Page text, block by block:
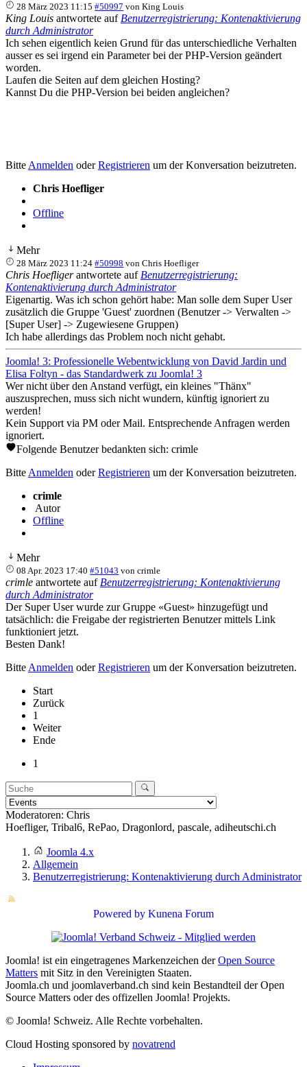
28 März 2023 11:15 #50997 vonKing Louis
King Louis antwortete auf Benutzerregistrierung: Kontenaktivierung
durch Administrator
Ich sehen eigentlich keien Grund für das unterschiedliche Verhalten
ausser es sei irgend ein Parameter bei der PHP-Version geändert
worden.
Laufen die Seiten auf dem gleichen Hosting?
Kannst Du die PHP-Version bei beiden angleichen?
Bitte Anmelden oderRegistrieren um der Konversation beizutreten.
Chris Hoefliger
Offline
Mehr
28 März 2023 11:24 #50998 vonChris Hoefliger
Chris Hoefligerantwortete auf Benutzerregistrierung:
Kontenaktivierung durch Administrator
Eigenartig. Was ich schon gehört habe: Man solle dem Super User
zusätzlich die Gruppe 'Guest' zuordnen (Benutzer -> Verwalten ->
[Super User] -> Zugewiesene Gruppen)
Ich habe allerdings das Problem noch nicht gehabt.
Joomla! 3: Professionelle Webentwicklung von David Jardin und
Elisa Foltyn - das Standardwerk zu Joomla! 3
Wer nicht über den Anstand verfügt, ein kleines "Thänx"
auszusprechen, muss sich nicht wundern, künftig ignoriert zu
werden!
Kein Support via PM oder Mail. Entsprechende Anfragen werden
ignoriert.
Folgende Benutzer bedankten sich: crimle
Bitte Anmelden oderRegistrieren um der Konversation beizutreten.
crimle
Autor
Offline
Mehr
08 Apr. 2023 17:40 #51043 voncrimle
crimle antwortete auf Benutzerregistrierung: Kontenaktivierung
durch Administrator
Der Super User wurde zur Gruppe «Guest» hinzugefügt und
tatsächlich: die Freigabe der registrierten Benutzer mittels Link
funktioniert jetzt.
Besten Dank!
Bitte Anmelden oderRegistrieren um der Konversation beizutreten.
Start
Zurück
1
Weiter
Ende
1
Moderatoren: Chris
Hoefliger, Tribal6, RePao, Dragonlord, pascale, adiheutschi.ch
Joomla 4.x
Allgemein
Benutzerregistrierung: Kontenaktivierung durch Administrator
Powered by Kunena Forum
Joomla! ist ein eingetragenes Markenzeichen derOpen Source
Matters mit Sitz in den Vereinigten Staaten.
Joomla.ch und joomlaverband.ch sind kein Bestandteil der Open
Source Matters oder des offizellen Joomla! Projekts.
© Joomla! Schweiz. Alle Rechte vorbehalten.
Cloud Hosting sponsored by novatrend